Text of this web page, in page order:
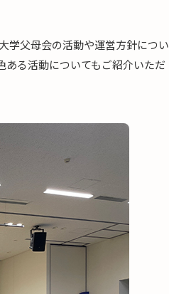
学父母会の活動や運営方針につい
る活動についてもご紹介いただ